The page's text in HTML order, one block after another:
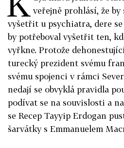
veřejně prohlásí, že by
vyšetřit u psychiatra, dere
by potřeboval vyšetřit ten,
vyřkne. Protože
turecký prezident svému
svému spojenci v rámci
nedají se obvyklá pravidla
podívat se na souvislosti a
se Recep Tayyip Erdogan
šarvátky s Emmanuelem